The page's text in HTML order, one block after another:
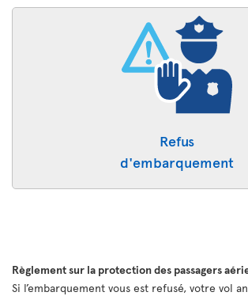
Refus
d'embarquement
Règlement sur la protection des passagers
Si l’embarquement vous est refusé, votre vol